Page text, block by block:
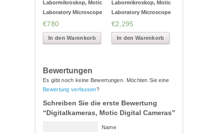
Labormikroskop, Motic
Laboratory Microscope
€780
In den Warenkorb
Labormikroskop, Motic
Laboratory Microscope
€2,295
In den Warenkorb
Bewertungen
Es gibt noch keine Bewertungen. Möchten Sie eine
Bewertung verfassen?
Schreiben Sie die erste Bewertung
“Digitalkameras, Motic Digital Cameras”
Name